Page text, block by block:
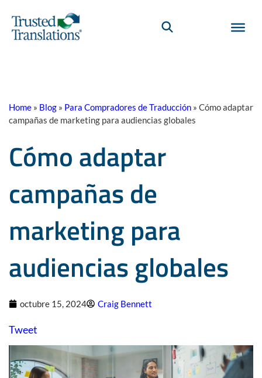
Home » Blog » Para Compradores de Traducción » Cómo adaptar
campañas de marketing para audiencias globales
Cómo adaptar
campañas de
marketing para
audiencias globales
octubre 15, 2024 Craig Bennett
Tweet